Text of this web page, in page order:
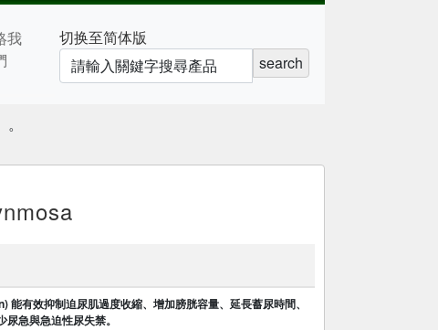
我
切换至简体版
search
能有效抑制迫尿肌過度收縮、增加膀胱容量、延長蓄尿時間、
急與急迫性尿失禁。